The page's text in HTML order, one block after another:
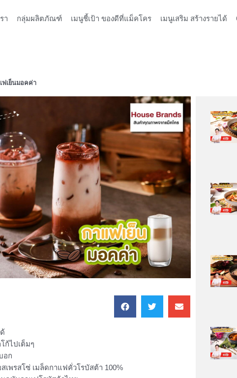
า กลุ่มผลิตภัณฑ์ เมนูชี้เป้า ของดีที่แม็คโคร เมนูเสริม สร้างรายได้
ฟเย็นมอคค่า
ก้ไปเต็มๆ
อก
เพรสโซ่ เมล็ดกาแฟคั่วโรบัสต้า 100%